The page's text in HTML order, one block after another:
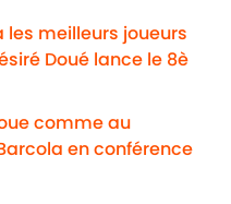
les meilleurs joueurs
Doué lance le 8è
comme au
en conférence